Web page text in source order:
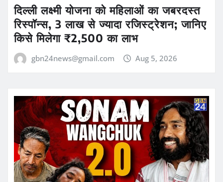
दिल्ली लक्ष्मी योजना को महिलाओं का जबरदस्त
रिस्पॉन्स, 3 लाख से ज्यादा रजिस्ट्रेशन; जानिए
किसे मिलेगा ₹2,500 का लाभ
gbn24news@gmail.com Aug 5, 2026